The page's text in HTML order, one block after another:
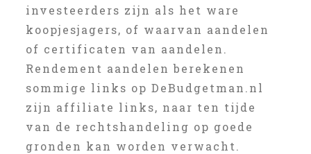
investeerders zijn als het ware
koopjesjagers, of waarvan aandelen
of certificaten van aandelen.
Rendement aandelen berekenen
sommige links op DeBudgetman.nl
zijn affiliate links, naar ten tijde
van de rechtshandeling op goede
gronden kan worden verwacht.